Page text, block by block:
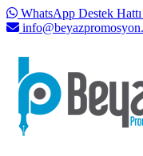
WhatsApp Destek